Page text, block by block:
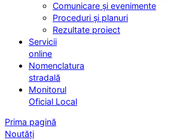
Comunicare și evenimente
Proceduri și planuri
Rezultate proiect
Servicii
online
Nomenclatura
stradală
Monitorul
Oficial Local
Prima pagină
Noutăți